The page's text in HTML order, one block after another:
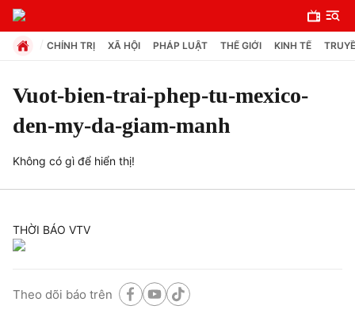
Chuyên mục
Chính trị
Pháp luật
Y tế
CHÍNH TRỊ XÃ HỘI PHÁP LUẬT THẾ GIỚI KINH TẾ
Vuot-bien-trai-phep-tu-mexico-
den-my-da-giam-manh
Không có gì để hiển thị!
THỜI BÁO VTV
Theo dõi báo trên